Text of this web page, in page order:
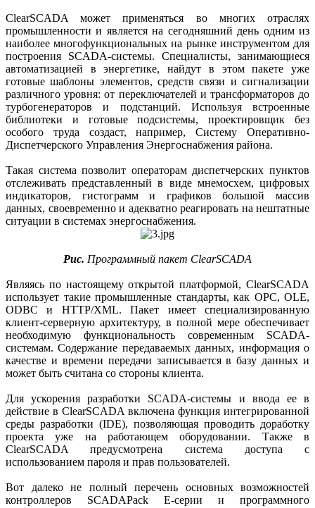
ClearSCADA может применяться во многих отраслях
промышленности и является на сегодняшний день одним из
наиболее многофункциональных на рынке инструментом для
построения SCADA-системы. Специалисты, занимающиеся
автоматизацией в энергетике, найдут в этом пакете уже
готовые шаблоны элементов, средств связи и сигнализации
различного уровня: от переключателей и трансформаторов до
турбогенераторов и подстанций. Используя встроенные
библиотеки и готовые подсистемы, проектировщик без
особого труда создаст, например, Систему Оперативно-
Диспетчерского Управления Энергоснабжения района.
Такая система позволит операторам диспетчерских пунктов
отслеживать представленный в виде мнемосхем, цифровых
индикаторов, гистограмм и графиков большой массив
данных, своевременно и адекватно реагировать на нештатные
ситуации в системах энергоснабжения.
Рис. Программный пакет ClearSCADA
Являясь по настоящему открытой платформой, ClearSCADA
использует такие промышленные стандарты, как ОРС, OLE,
ODBC и HTTP/XML. Пакет имеет специализированную
клиент-серверную архитектуру, в полной мере обеспечивает
необходимую функциональность современным SCADA-
системам. Содержание передаваемых данных, информация о
качестве и времени передачи записывается в базу данных и
может быть считана со стороны клиента.
Для ускорения разработки SCADA-системы и ввода ее в
действие в ClearSCADA включена функция интегрированной
среды разработки (IDE), позволяющая проводить доработку
проекта уже на работающем оборудовании. Также в
ClearSCADA предусмотрена система доступа с
использованием пароля и прав пользователей.
Вот далеко не полный перечень основных возможностей
контроллеров SCADAPack Е-серии и программного